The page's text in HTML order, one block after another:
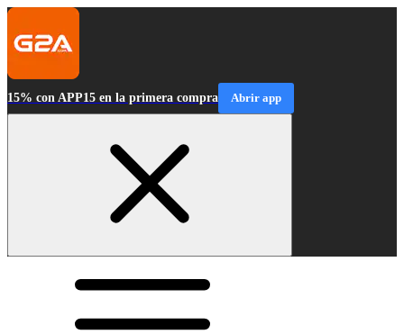
15% con APP15 en la primera compra Abrir app